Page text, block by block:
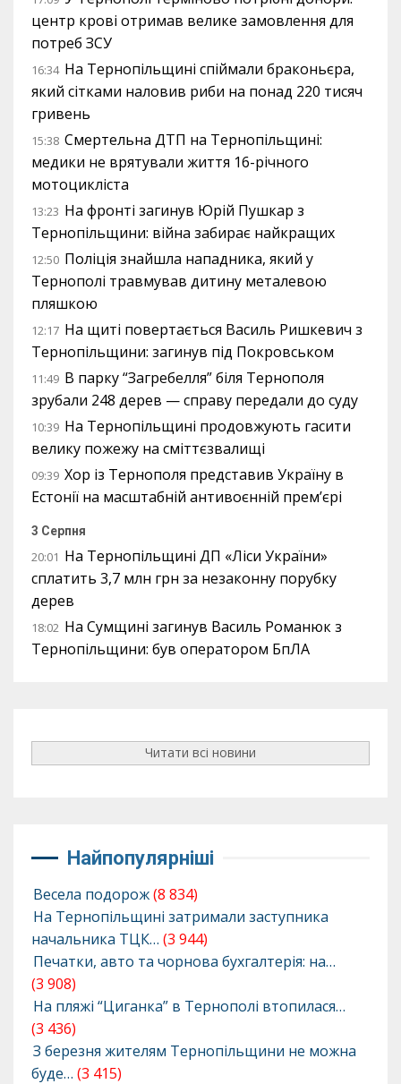
центр крові отримав велике замовлення для
потреб ЗСУ
16:34 На Тернопільщині спіймали браконьєра,
який сітками наловив риби на понад 220 тисяч
гривень
15:38 Смертельна ДТП на Тернопільщині:
медики не врятували життя 16-річного
мотоцикліста
13:23 На фронті загинув Юрій Пушкар з
Тернопільщини: війна забирає найкращих
12:50 Поліція знайшла нападника, який у
Тернополі травмував дитину металевою
пляшкою
12:17 На щиті повертається Василь Ришкевич з
Тернопільщини: загинув під Покровськом
11:49 В парку “Загребелля” біля Тернополя
зрубали 248 дерев — справу передали до суду
10:39 На Тернопільщині продовжують гасити
велику пожежу на сміттєзвалищі
09:39 Хор із Тернополя представив Україну в
Естонії на масштабній антивоєнній прем’єрі
3 Серпня
20:01 На Тернопільщині ДП «Ліси України»
сплатить 3,7 млн грн за незаконну порубку
дерев
18:02 На Сумщині загинув Василь Романюк з
Тернопільщини: був оператором БпЛА
Читати всі новини
Найпопулярніші
Весела подорож(8 834)
На Тернопільщині затримали заступника
начальника ТЦК… (3 944)
Печатки, авто та чорнова бухгалтерія: на…
(3 908)
На пляжі “Циганка” в Тернополі втопилася…
(3 436)
З березня жителям Тернопільщини не можна
буде… (3 415)